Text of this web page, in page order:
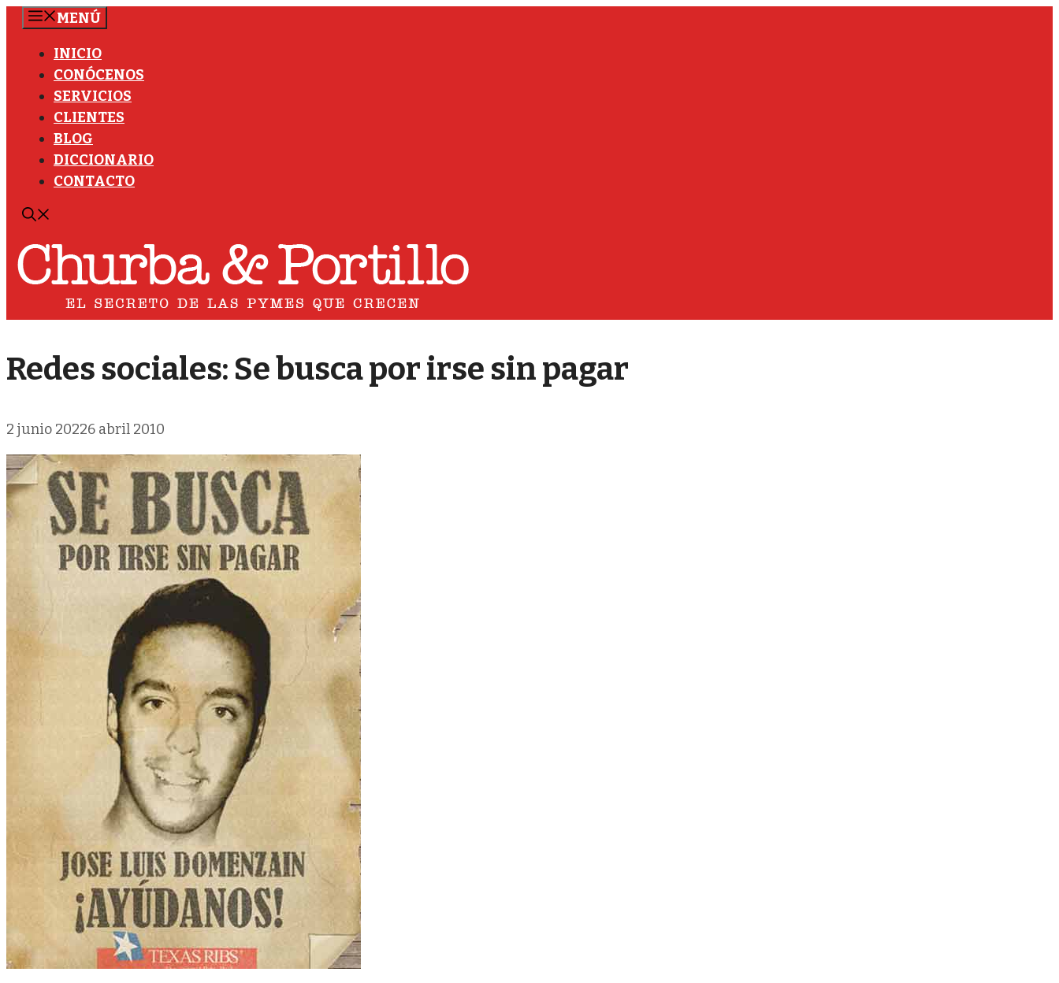
Saltar
contenido
MENÚ
INICIO
CONÓCENOS
SERVICIOS
CLIENTES
BLOG
DICCIONARIO
CONTACTO
Redes sociales: Se busca por irse sin pagar
2 junio 20226 abril 2010